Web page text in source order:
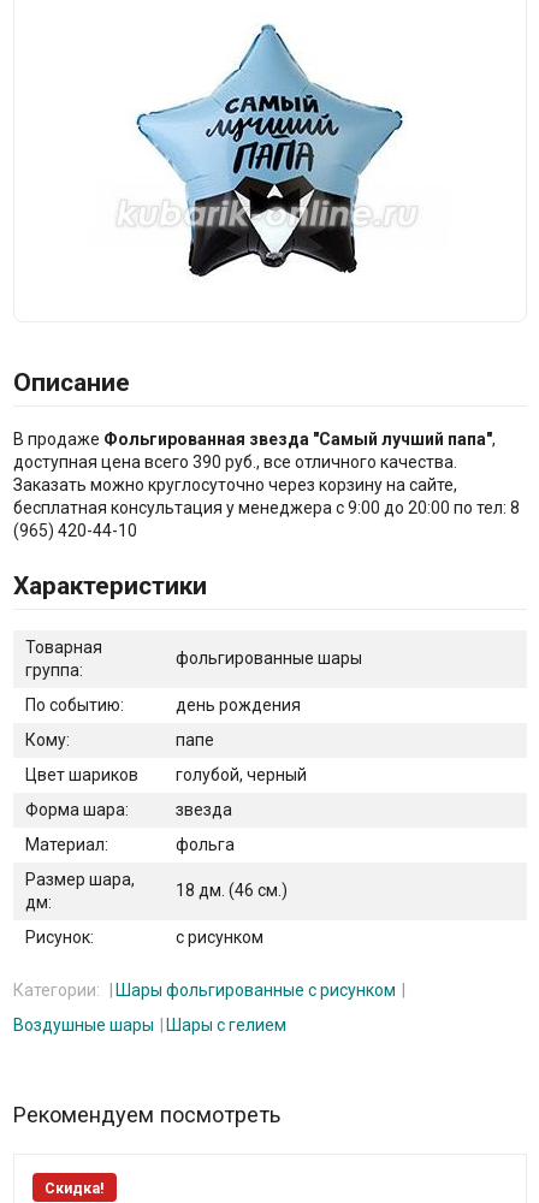
Описание
В продаже Фольгированная звезда "Самый лучший папа",
доступная цена всего 390 руб., все отличного качества.
Заказать можно круглосуточно через корзину на сайте,
бесплатная консультация у менеджера с 9:00 до 20:00 по тел: 8
(965) 420-44-10
Характеристики
Товарная
группа:
фольгированные шары
По событию:
день рождения
Кому:
папе
Цвет шариков
голубой, черный
Форма шара:
звезда
Материал:
фольга
Размер шара,
дм:
18 дм. (46 см.)
Рисунок: с рисунком
Категории:
Шары фольгированные с рисунком
Воздушные шары
Шары с гелием
Рекомендуем посмотреть
Скидка!